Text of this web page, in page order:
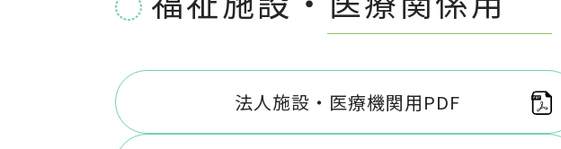
法人施設・医療機関用PDF